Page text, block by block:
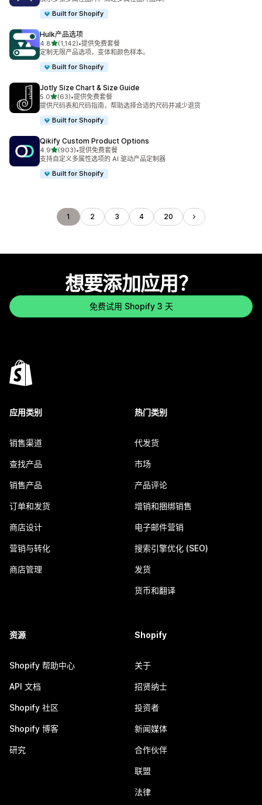
Built for Shopify
Hulk产品选项
4.8星（满分 5 星）
(1,142)
总共 1142 条评论
•提供免费套餐
定制无限产品选项，变体和颜色样本。
Built for Shopify
Jotly Size Chart & Size Guide
5.0星（满分 5 星）
(63)
总共 63 条评论
•提供免费套餐
提供尺码表和尺码指南，帮助选择合适的尺码并减少退货
Built for Shopify
Qikify Custom Product Options
4.9星（满分 5 星）
(903)
总共 903 条评论
•提供免费套餐
支持自定义多属性选项的 AI 驱动产品定制器
Built for Shopify
1 2 3 4 20
想要添加应用？
免费试用 Shopify 3 天
应用类别
销售渠道
查找产品
销售产品
订单和发货
商店设计
营销与转化
商店管理
热门类别
代发货
市场
产品评论
增销和捆绑销售
电子邮件营销
搜索引擎优化 (SEO)
发货
货币和翻译
资源
Shopify 帮助中心
API 文档
Shopify 社区
Shopify 博客
研究
Shopify
关于
招贤纳士
投资者
新闻媒体
合作伙伴
联盟
法律